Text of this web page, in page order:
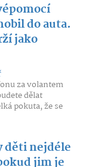
do auta.
jako
za volantem
dělat
pokuta, že se
děti nejdéle
jim je